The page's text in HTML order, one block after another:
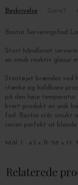
Beskrivelse
Bastia Serveringsfad
Stort håndlavet
en smuk reaktiv glasur
Stentøjet brændes ved
stærke og holdbare
på den høje
hvert produkt en unik
fad. Bastia står smukt
serien perfekt at
Mål: L: 43 x B: 28 x H: 7
Se mere fra serienher
Relaterede